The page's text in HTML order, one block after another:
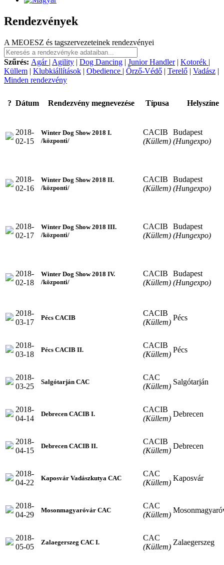
Rendezvények
A MEOESZ és tagszervezeteinek rendezvényei
Szűrés: Agár | Agility | Dog Dancing | Junior Handler| Kotorék |
Küllem | Klubkiállítások | Obedience | Őrző-Védő | Terelő | Vadász |
Minden rendezvény
? Dátum Rendezvény megnevezése Típusa Helyszíne
2018-
02-15
Winter Dog Show 2018 I.
/központi/
CACIB
(Küllem)
Budapest
(Hungexpo)
2018-
02-16
Winter Dog Show 2018 II.
/központi/
CACIB
(Küllem)
Budapest
(Hungexpo)
2018-
02-17
Winter Dog Show 2018 III.
/központi/
CACIB
(Küllem)
Budapest
(Hungexpo)
2018-
02-18
Winter Dog Show 2018 IV.
/központi/
CACIB
(Küllem)
Budapest
(Hungexpo)
2018-
03-17
Pécs CACIB
CACIB
(Küllem)
Pécs
2018-
03-18
Pécs CACIB II.
CACIB
(Küllem)
Pécs
2018-
03-25
Salgótarján CAC
CAC
(Küllem)
Salgótarján
2018-
04-14
Debrecen CACIB I.
CACIB
(Küllem)
Debrecen
2018-
04-15
Debrecen CACIB II.
CACIB
(Küllem)
Debrecen
2018-
04-22
Kaposvár Vadászkutya CAC
CAC
(Küllem)
Kaposvár
2018-
04-29
Mosonmagyaróvár CAC
CAC
(Küllem)
2018-
05-05
Zalaegerszeg CAC I.
CAC
(Küllem)
Zalaegerszeg